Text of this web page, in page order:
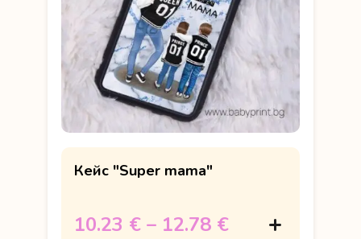
Кейс "Super mama"
10.23 € – 12.78 €